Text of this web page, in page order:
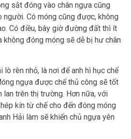
sắt đóng vào chân ngựa cũng
người. Có móng cũng được, không
Có điều, bây giờ đường đất thì ít
không đóng móng sẽ dễ bị hư chân
lò rèn nhỏ, là nơi để anh hì hục chế
ngựa được chế thủ công sẽ tốt
lan trên thị trường. Hơn nữa, với
kín từ chế cho đến đóng móng
Hải làm sẽ khiến chủ ngựa yên